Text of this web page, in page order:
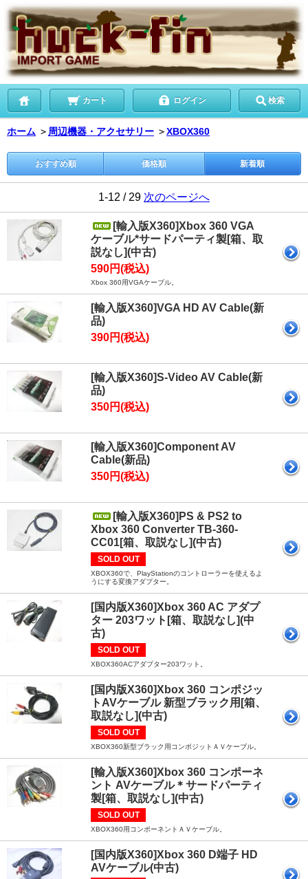
カート ログイン 検索
ホーム ＞ 周辺機器・アクセサリー ＞XBOX360
おすすめ順 価格順 新着順
1-12 / 29 次のページへ
[輸入版X360]Xbox 360 VGA
ケーブル*サードパーティ製[箱、取
説なし](中古)
590円(税込)
Xbox 360用VGAケーブル。
[輸入版X360]VGA HD AV Cable(新
品)
390円(税込)
[輸入版X360]S-Video AV Cable(新
品)
350円(税込)
[輸入版X360]Component AV
Cable(新品)
350円(税込)
[輸入版X360]PS & PS2 to
Xbox 360 Converter TB-360-
CC01[箱、取説なし](中古)
SOLD OUT
XBOX360で、PlayStationのコントローラーを使えるよ
うにする変換アダプター。
[国内版X360]Xbox 360 AC アダプ
ター 203ワット[箱、取説なし](中
古)
SOLD OUT
XBOX360ACアダプター203ワット。
[国内版X360]Xbox 360 コンポジッ
トAVケーブル 新型ブラック用[箱、
取説なし](中古)
SOLD OUT
XBOX360新型ブラック用コンポジットＡＶケーブル。
[輸入版X360]Xbox 360 コンポーネ
ント AVケーブル＊サードパーティ
製[箱、取説なし](中古)
SOLD OUT
XBOX360用コンポーネントＡＶケーブル。
[国内版X360]Xbox 360 D端子 HD
AVケーブル(中古)